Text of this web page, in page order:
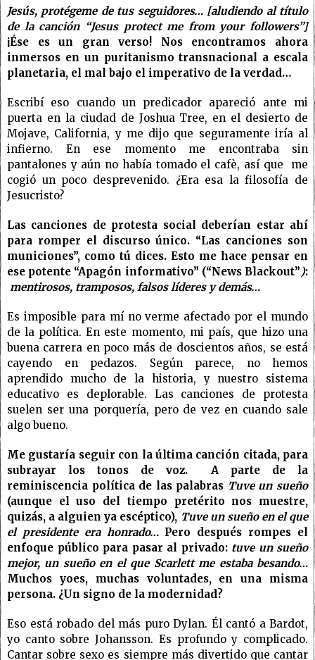
Jesús, protégeme de tus seguidores… [aludiendo al título
de la canción “Jesus protect me from your followers”]
¡Ése es un gran verso! Nos encontramos ahora
inmersos en un puritanismo transnacional a escala
planetaria, el mal bajo el imperativo de la verdad…
Escribí eso cuando un predicador apareció ante mi
puerta en la ciudad de Joshua Tree, en el desierto de
Mojave, California, y me dijo que seguramente iría al
infierno. En ese momento me encontraba sin
pantalones y aún no había tomado el cafè, así que me
cogió un poco desprevenido. ¿Era esa la filosofía de
Jesucristo?
Las canciones de protesta social deberían estar ahí
para romper el discurso único. “Las canciones son
municiones”, como tú dices. Esto me hace pensar en
ese potente “Apagón informativo” (“News Blackout” ):
mentirosos, tramposos, falsos líderes y demás…
Es imposible para mí no verme afectado por el mundo
de la política. En este momento, mi país, que hizo una
buena carrera en poco más de doscientos años, se está
cayendo en pedazos. Según parece, no hemos
aprendido mucho de la historia, y nuestro sistema
educativo es deplorable. Las canciones de protesta
suelen ser una porquería, pero de vez en cuando sale
algo bueno.
Me gustaría seguir con la última canción citada, para
subrayar los tonos de voz. A parte de la
reminiscencia política de las palabras Tuve un sueño
(aunque el uso del tiempo pretérito nos muestre,
quizás, a alguien ya escéptico), Tuve un sueño en el que
el presidente era honrado… Pero después rompes el
enfoque público para pasar al privado: tuve un sueño
mejor, un sueño en el que Scarlett me estaba besando…
Muchos yoes, muchas voluntades, en una misma
persona. ¿Un signo de la modernidad?
Eso está robado del más puro Dylan. Él cantó a Bardot,
yo canto sobre Johansson. Es profundo y complicado.
Cantar sobre sexo es siempre más divertido que cantar